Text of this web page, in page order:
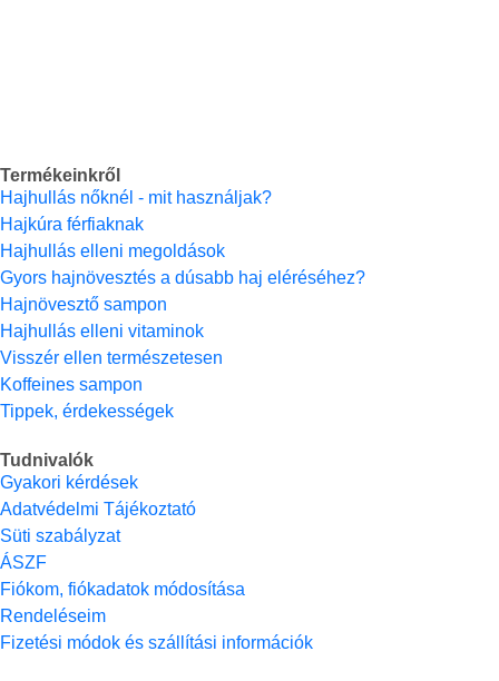
Termékeinkről
Hajhullás nőknél - mit használjak?
Hajkúra férfiaknak
Hajhullás elleni megoldások
Gyors hajnövesztés a dúsabb haj eléréséhez?
Hajnövesztő sampon
Hajhullás elleni vitaminok
Visszér ellen természetesen
Koffeines sampon
Tippek, érdekességek
Tudnivalók
Gyakori kérdések
Adatvédelmi Tájékoztató
Süti szabályzat
ÁSZF
Fiókom, fiókadatok módosítása
Rendeléseim
Fizetési módok és szállítási információk